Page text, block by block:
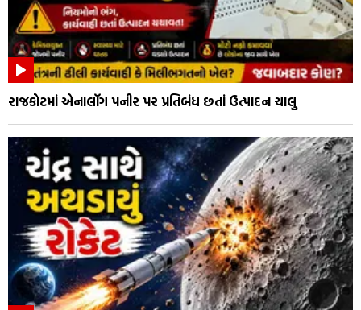
રાજકોટમાં એનાલૉગ પનીર પર પ્રતિબંધ છતાં ઉત્પાદન ચાલુ